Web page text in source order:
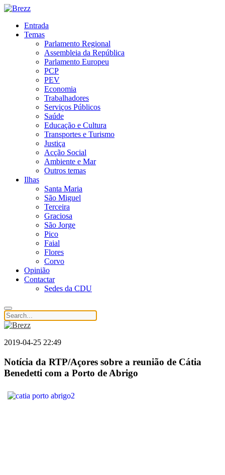
Entrada
Temas
Parlamento Regional
Assembleia da República
Parlamento Europeu
PCP
PEV
Economia
Trabalhadores
Serviços Públicos
Saúde
Educação e Cultura
Transportes e Turismo
Justiça
Acção Social
Ambiente e Mar
Outros temas
Ilhas
Santa Maria
São Miguel
Terceira
Graciosa
São Jorge
Pico
Faial
Flores
Corvo
Opinião
Contactar
Sedes da CDU
2019-04-25 22:49
Notícia da RTP/Açores sobre a reunião de Cátia
Benedetti com a Porto de Abrigo